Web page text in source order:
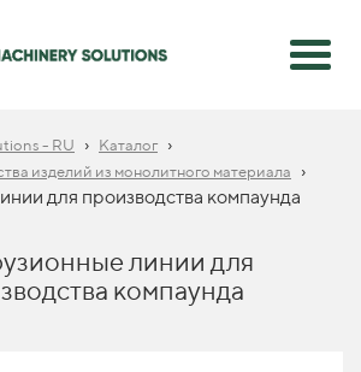
- RU › Каталог ›
изделий из монолитного материала
›
для производства компаунда
линии для
компаунда